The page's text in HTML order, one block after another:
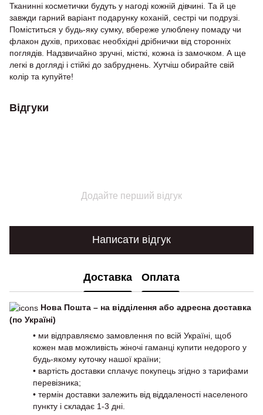
Тканинні косметички будуть у нагоді кожній дівчині. Та й це
завжди гарний варіант подарунку коханій, сестрі чи подрузі.
Поміститься у будь-яку сумку, вбереже улюблену помаду чи
флакон духів, приховає необхідні дрібнички від сторонніх
поглядів. Надзвичайно зручні, місткі, кожна із замочком. А ще
легкі в догляді і стійкі до забруднень. Хутчіш обирайте свій
колір та купуйте!
Відгуки
Додайте перший відгук
Написати відгук
Доставка Оплата
Нова Пошта – на відділення або адресна доставка
(по Україні)
• ми відправляємо замовлення по всій Україні, щоб
кожен мав можливість жіночі гаманці купити недорого у
будь-якому куточку нашої країни;
• вартість доставки сплачує покупець згідно з тарифами
перевізника;
• термін доставки залежить від віддаленості населеного
пункту і складає 1-3 дні.